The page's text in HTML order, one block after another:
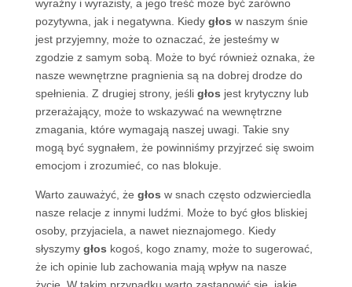
wyraźny i wyrazisty, a jego treść może być zarówno
pozytywna, jak i negatywna. Kiedy głos w naszym śnie
jest przyjemny, może to oznaczać, że jesteśmy w
zgodzie z samym sobą. Może to być również oznaka, że
nasze wewnętrzne pragnienia są na dobrej drodze do
spełnienia. Z drugiej strony, jeśli głos jest krytyczny lub
przerażający, może to wskazywać na wewnętrzne
zmagania, które wymagają naszej uwagi. Takie sny
mogą być sygnałem, że powinniśmy przyjrzeć się swoim
emocjom i zrozumieć, co nas blokuje.
Warto zauważyć, że głos w snach często odzwierciedla
nasze relacje z innymi ludźmi. Może to być głos bliskiej
osoby, przyjaciela, a nawet nieznajomego. Kiedy
słyszymy głos kogoś, kogo znamy, może to sugerować,
że ich opinie lub zachowania mają wpływ na nasze